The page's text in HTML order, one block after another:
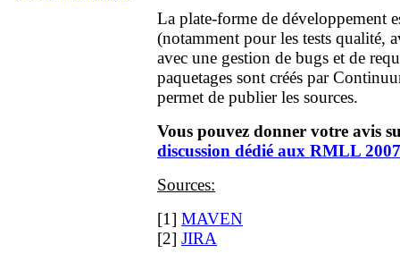
La plate-forme de développement
(notamment pour les tests qualité,
avec une gestion de bugs et de
paquetages sont créés par
permet de publier les sources.
Vous pouvez donner votre avis
discussion dédié aux RMLL 2007
Sources:
[1] MAVEN
[2] JIRA